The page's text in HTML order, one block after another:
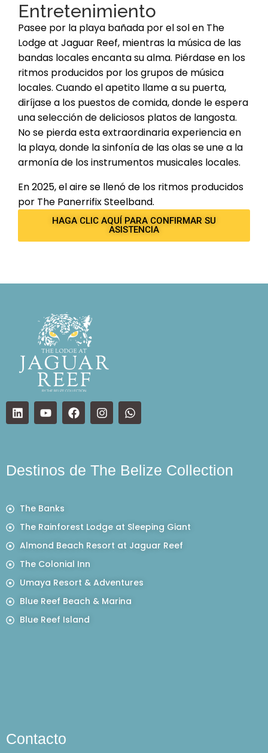
Entretenimiento
Pasee por la playa bañada por el sol en The
Lodge at Jaguar Reef, mientras la música de las
bandas locales encanta su alma. Piérdase en los
ritmos producidos por los grupos de música
locales. Cuando el apetito llame a su puerta,
diríjase a los puestos de comida, donde le espera
una selección de deliciosos platos de langosta.
No se pierda esta extraordinaria experiencia en
la playa, donde la sinfonía de las olas se une a la
armonía de los instrumentos musicales locales.
En 2025, el aire se llenó de los ritmos producidos
por The Panerrifix Steelband.
HAGA CLIC AQUÍ PARA CONFIRMAR SU
ASISTENCIA
Destinos de The Belize Collection
The Banks
The Rainforest Lodge at Sleeping Giant
Almond Beach Resort at Jaguar Reef
The Colonial Inn
Umaya Resort & Adventures
Blue Reef Beach & Marina
Blue Reef Island
Contacto